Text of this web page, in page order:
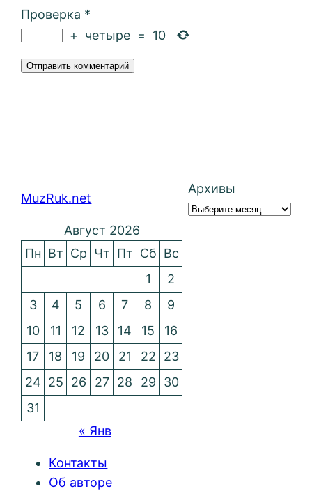
Проверка *
+ четыре = 10
MuzRuk.net
Архивы
Август 2026
Пн Вт Ср Чт Пт Сб Вс
1
2
3
4 5 6 7 8
9
10
11 12 13 14 15
16
17
18 19 20 21 22
23
24 25 26 27 28 29
30
31
« Янв
Контакты
Об авторе